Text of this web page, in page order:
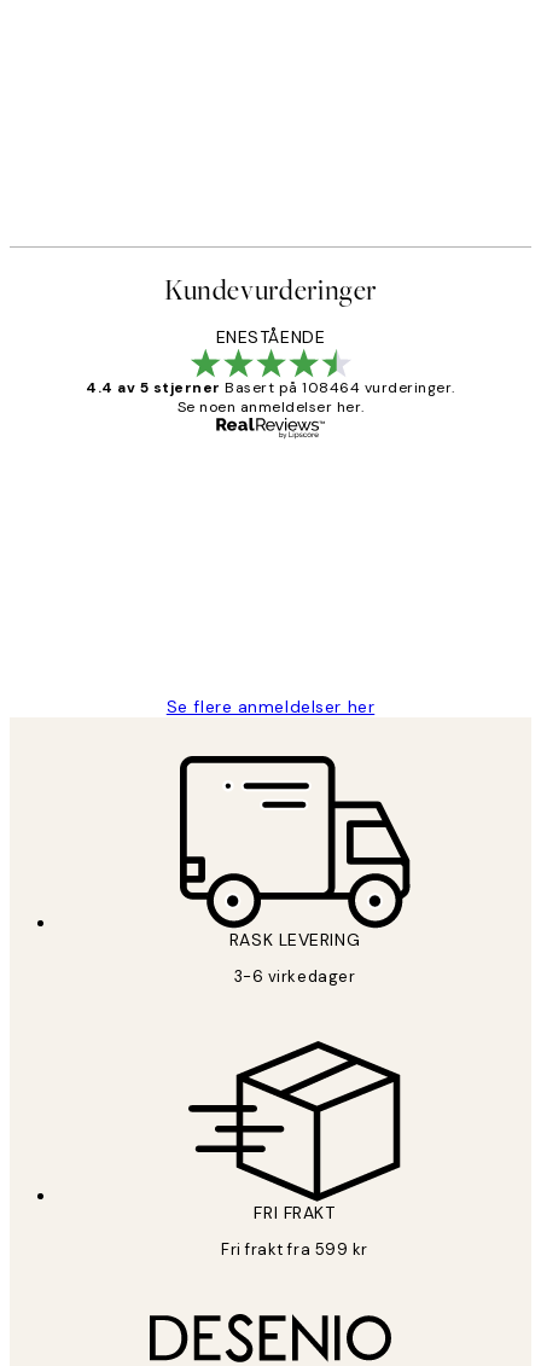
Kundevurderinger
ENESTÅENDE
4.4 av 5 stjerner Basert på 108464 vurderinger.
Se noen anmeldelser her.
Se flere anmeldelser her
RASK LEVERING
3-6 virkedager
FRI FRAKT
Fri frakt fra 599 kr